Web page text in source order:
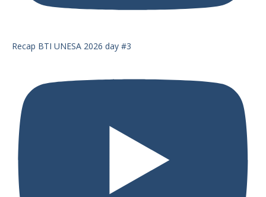
Recap BTI UNESA 2026 day #3